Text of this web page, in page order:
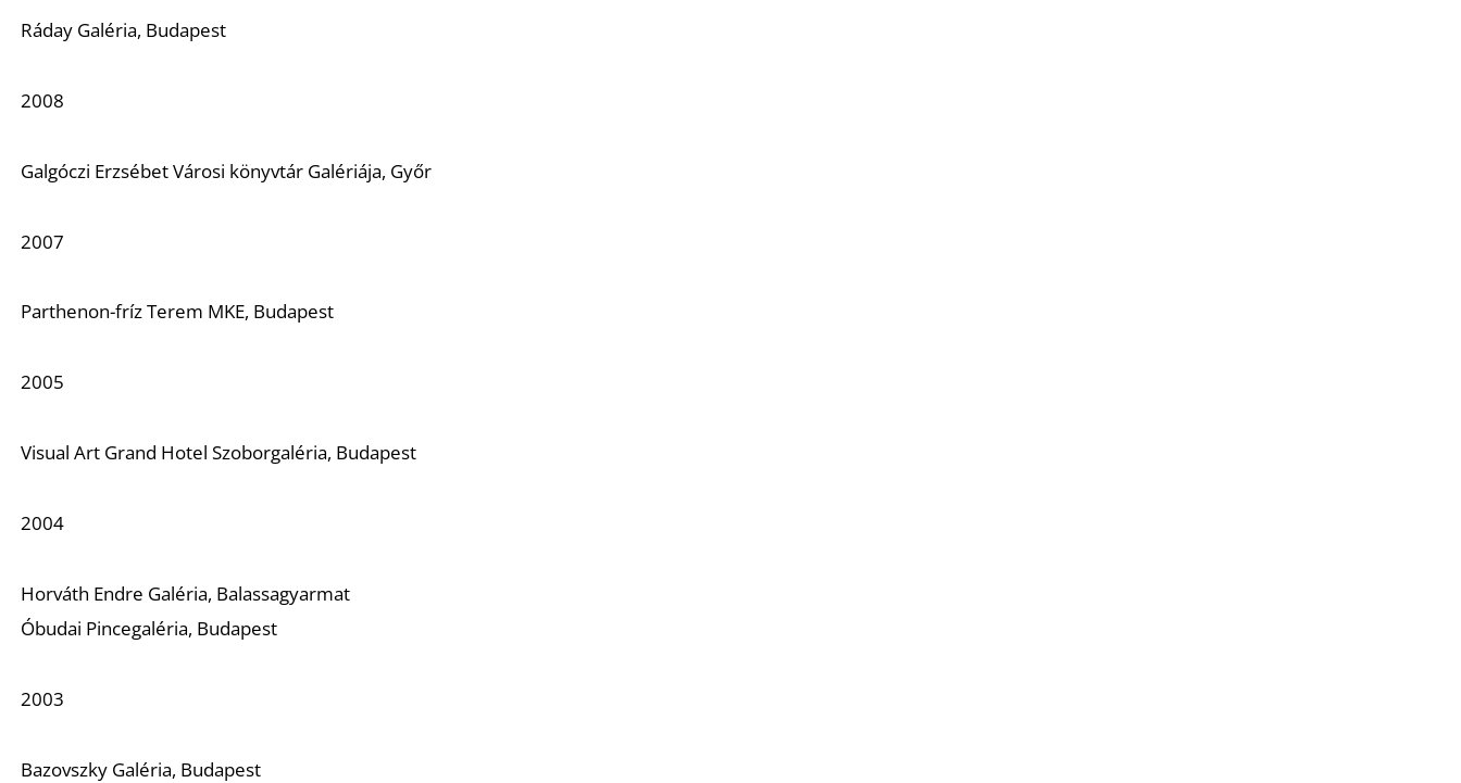
Ráday Galéria, Budapest
2008
Galgóczi Erzsébet Városi könyvtár Galériája, Győr
2007
Parthenon-fríz Terem MKE, Budapest
2005
Visual Art Grand Hotel Szoborgaléria, Budapest
2004
Horváth Endre Galéria, Balassagyarmat
Óbudai Pincegaléria, Budapest
2003
Bazovszky Galéria, Budapest